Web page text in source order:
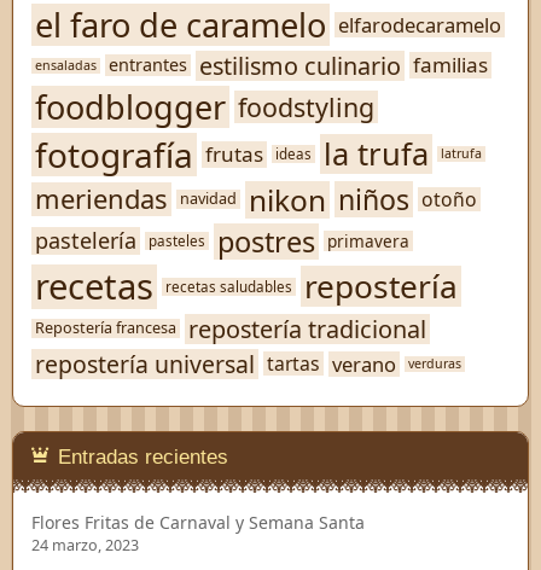
el faro de caramelo elfarodecaramelo
ensaladas entrantes estilismo culinario familias
foodblogger foodstyling
fotografía frutas ideas la trufa latrufa
meriendas navidad nikon niños otoño
pastelería pasteles postres primavera
recetas recetas saludables repostería
Repostería francesa
repostería tradicional
repostería universal tartas verano verduras
Entradas recientes
Flores Fritas de Carnaval y Semana Santa
24 marzo, 2023